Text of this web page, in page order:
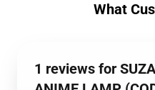
What
1 reviews for